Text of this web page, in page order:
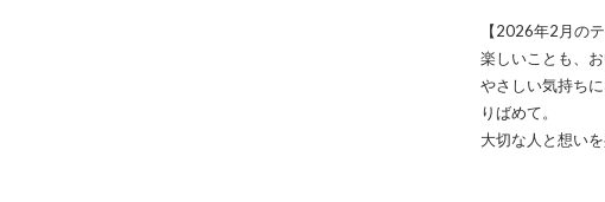
【2026年2月の
楽しいことも、
やさしい気持ち
りばめて。
大切な人と想い